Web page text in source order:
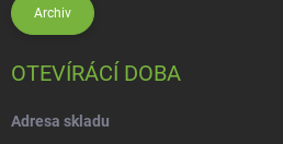
Archiv
OTEVÍRÁCÍ DOBA
Adresa skladu